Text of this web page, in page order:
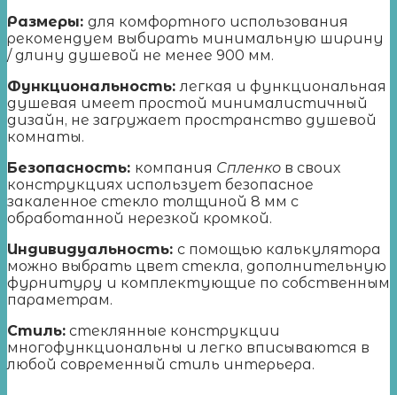
Размеры: для комфортного использования
рекомендуем выбирать минимальную ширину
/ длину душевой не менее 900 мм.
Функциональность:легкая и функциональная
душевая имеет простой минималистичный
дизайн, не загружает пространство душевой
комнаты.
Безопасность: компания Спленко в своих
конструкциях использует безопасное
закаленное стекло толщиной 8 мм с
обработанной нерезкой кромкой.
Индивидуальность: с помощью калькулятора
можно выбрать цвет стекла, дополнительную
фурнитуру и комплектующие по собственным
параметрам.
Стиль: стеклянные конструкции
многофункциональны и легко вписываются в
любой современный стиль интерьера.